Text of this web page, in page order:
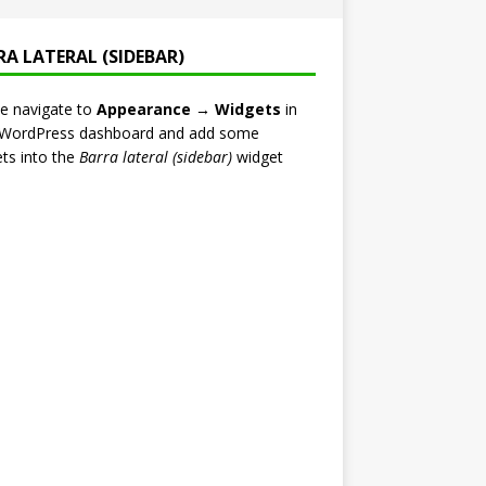
LATERAL (SIDEBAR)
navigate to Appearance → Widgets in
dashboard and add some
into the Barra lateral (sidebar)widget